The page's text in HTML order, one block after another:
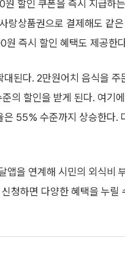
할인 쿠폰을 즉시 지급하는
랑상품권으로 결제해도 같
원 즉시 할인 혜택도 제공한
된다. 2만원어치 음식을
의 할인을 받게 된다. 여기
55% 수준까지 상승한다.
을 연계해 시민의 외식비
청하면 다양한 혜택을 누릴